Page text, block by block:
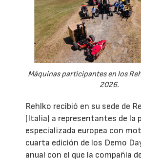
Máquinas participantes en los
2026.
Rehlko recibió en su sede de
(Italia) a representantes de la
especializada europea con
cuarta edición de los Demo
anual con el que la compañía